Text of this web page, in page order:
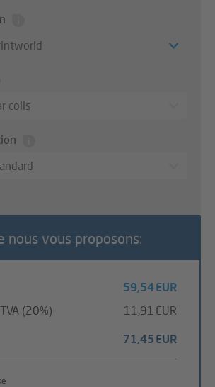
colis
nous vous proposons:
59,54 EUR
(20%)
11,91 EUR
71,45 EUR